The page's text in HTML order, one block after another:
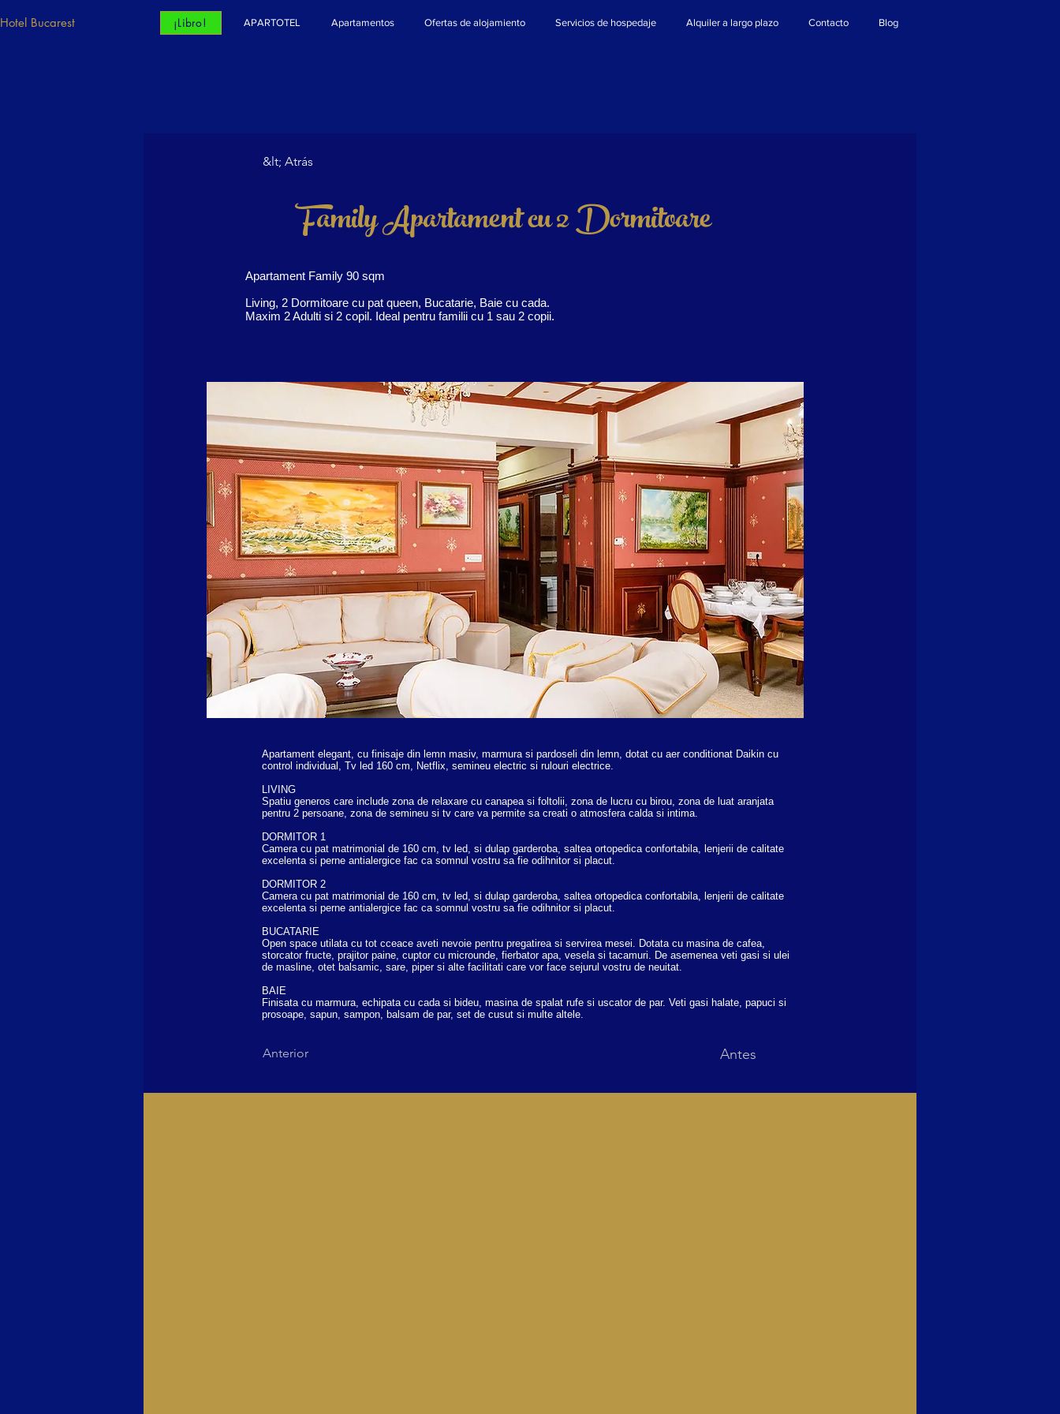
Hotel Bucarest ¡Libro! APARTOTEL Apartamentos Ofertas de alojamiento Servicios de hospedaje Alquiler a largo plazo Contacto Blog
&lt; Atrás
Family Apartament cu 2 Dormitoare
Apartament Family 90 sqm
Living, 2 Dormitoare cu pat queen, Bucatarie, Baie cu cada.
Maxim 2 Adulti si 2 copil. Ideal pentru familii cu 1 sau 2 copii.
Apartament elegant, cu finisaje din lemn masiv, marmura si pardoseli din lemn, dotat cu aer conditionat Daikin cu
control individual, Tv led 160 cm, Netflix, semineu electric si rulouri electrice.
LIVING
Spatiu generos care include zona de relaxare cu canapea si foltolii, zona de lucru cu birou, zona de luat aranjata
pentru 2 persoane, zona de semineu si tv care va permite sa creati o atmosfera calda si intima.
DORMITOR 1
Camera cu pat matrimonial de 160 cm, tv led, si dulap garderoba, saltea ortopedica confortabila, lenjerii de calitate
excelenta si perne antialergice fac ca somnul vostru sa fie odihnitor si placut.
DORMITOR 2
Camera cu pat matrimonial de 160 cm, tv led, si dulap garderoba, saltea ortopedica confortabila, lenjerii de calitate
excelenta si perne antialergice fac ca somnul vostru sa fie odihnitor si placut.
BUCATARIE
Open space utilata cu tot cceace aveti nevoie pentru pregatirea si servirea mesei. Dotata cu masina de cafea,
storcator fructe, prajitor paine, cuptor cu microunde, fierbator apa, vesela si tacamuri. De asemenea veti gasi si ulei
de masline, otet balsamic, sare, piper si alte facilitati care vor face sejurul vostru de neuitat.
BAIE
Finisata cu marmura, echipata cu cada si bideu, masina de spalat rufe si uscator de par. Veti gasi halate, papuci si
prosoape, sapun, sampon, balsam de par, set de cusut si multe altele.
Anterior Antes